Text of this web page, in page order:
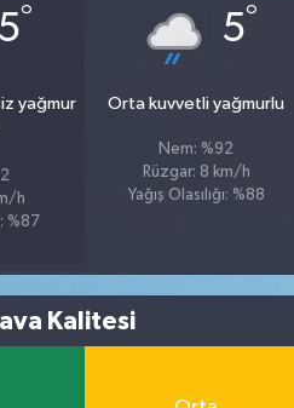
5°
yağmur
h
%87
5°
Orta kuvvetli yağmurlu
Nem: %92
Rüzgar: 8 km/h
Yağış Olasılığı: %88
Kalitesi